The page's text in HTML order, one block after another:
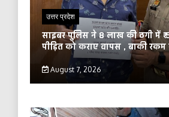
उत्तर प्रदेश
साइबर पुलिस ने 8 लाख की ठगी में
पीड़ित को कराए वापस , बाकी रकम
August 7, 2026